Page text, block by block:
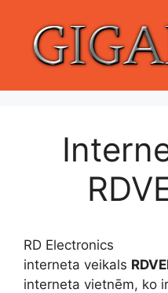
content
RD Electronics
interneta veikals
interneta vietnēm, ko